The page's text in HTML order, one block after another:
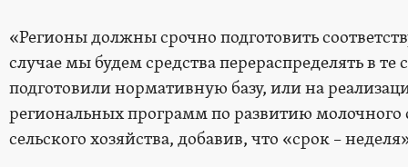
«Регионы должны срочно подготовить
случае мы будем средства перераспределять в
подготовили нормативную базу, или на
региональных программ по развитию молочного
сельского хозяйства, добавив, что «срок –